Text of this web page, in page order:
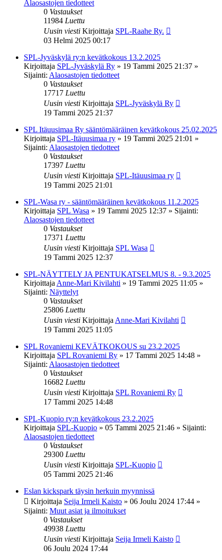
Alaosastojen tiedotteet
0 Vastaukset
11984 Luettu
Uusin viesti Kirjoittaja SPL-Raahe Ry.
03 Helmi 2025 00:17
SPL-Jyväskylä ry:n kevätkokous 13.2.2025
Kirjoittaja SPL-Jyväskylä Ry » 19 Tammi 2025 21:37 »
Sijainti: Alaosastojen tiedotteet
0 Vastaukset
17717 Luettu
Uusin viesti Kirjoittaja SPL-Jyväskylä Ry
19 Tammi 2025 21:37
SPL Itäuusimaa Ry sääntömääräinen kevätkokous 25.02.2025
Kirjoittaja SPL-Itäuusimaa ry » 19 Tammi 2025 21:01 »
Sijainti: Alaosastojen tiedotteet
0 Vastaukset
17397 Luettu
Uusin viesti Kirjoittaja SPL-Itäuusimaa ry
19 Tammi 2025 21:01
SPL-Wasa ry - sääntömääräinen kevätkokous 11.2.2025
Kirjoittaja SPL Wasa » 19 Tammi 2025 12:37 » Sijainti:
Alaosastojen tiedotteet
0 Vastaukset
17371 Luettu
Uusin viesti Kirjoittaja SPL Wasa
19 Tammi 2025 12:37
SPL-NÄYTTELY JA PENTUKATSELMUS 8. - 9.3.2025
Kirjoittaja Anne-Mari Kivilahti » 19 Tammi 2025 11:05 »
Sijainti: Näyttelyt
0 Vastaukset
25806 Luettu
Uusin viesti Kirjoittaja Anne-Mari Kivilahti
19 Tammi 2025 11:05
SPL Rovaniemi KEVÄTKOKOUS su 23.2.2025
Kirjoittaja SPL Rovaniemi Ry » 17 Tammi 2025 14:48 »
Sijainti: Alaosastojen tiedotteet
0 Vastaukset
16682 Luettu
Uusin viesti Kirjoittaja SPL Rovaniemi Ry
17 Tammi 2025 14:48
SPL-Kuopio ry:n kevätkokous 23.2.2025
Kirjoittaja SPL-Kuopio » 05 Tammi 2025 21:46 » Sijainti:
Alaosastojen tiedotteet
0 Vastaukset
29300 Luettu
Uusin viesti Kirjoittaja SPL-Kuopio
05 Tammi 2025 21:46
Eslan kickspark täysin herkuin myynnissä
Kirjoittaja Seija Irmeli Kaisto » 06 Joulu 2024 17:44 »
Sijainti: Muut asiat ja ilmoitukset
0 Vastaukset
49938 Luettu
Uusin viesti Kirjoittaja Seija Irmeli Kaisto
06 Joulu 2024 17:44